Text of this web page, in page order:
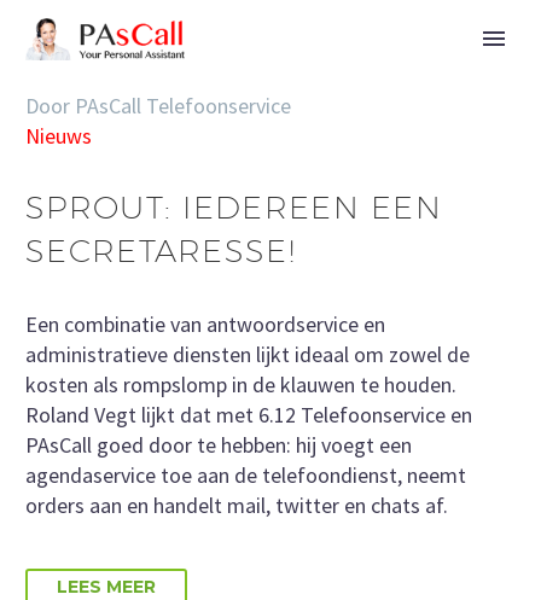
Door PAsCall Telefoonservice
Nieuws
SPROUT: IEDEREEN EEN
SECRETARESSE!
Een combinatie van antwoordservice en
administratieve diensten lijkt ideaal om zowel de
kosten als rompslomp in de klauwen te houden.
Roland Vegt lijkt dat met 6.12 Telefoonservice en
PAsCall goed door te hebben: hij voegt een
agendaservice toe aan de telefoondienst, neemt
orders aan en handelt mail, twitter en chats af.
LEES MEER